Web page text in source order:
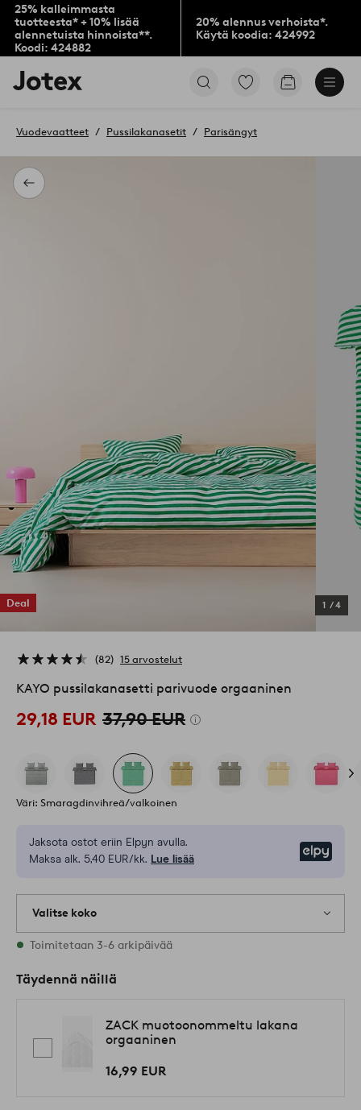
25% kalleimmasta
tuotteesta* + 10% lisää
alennetuista hinnoista**.
Koodi: 424882
20% alennus verhoista*.
Käytä koodia: 424992
Jotex-
logo
aloitussivulle
Siirry
Siirry
Takaisin
Vuodevaatteet Pussilakanasetit Parisängyt
Deal 1 /4
82 15 arvostelut
KAYO pussilakanasetti parivuode orgaaninen
29,18 EUR 37,90 EUR
Väri: Smaragdinvihreä/valkoinen
Jaksota ostot eriin Elpyn avulla.
Maksa alk. 5,40 EUR/kk. Lue lisää
Valitse koko
Varastossa on kaikkia kokoja
Toimitetaan 3-6 arkipäivää
Täydennä näillä
ZACK muotoonommeltu lakana
orgaaninen
16,99 EUR